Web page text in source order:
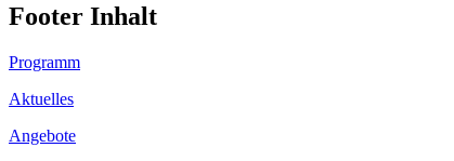
Footer Inhalt
Programm
Aktuelles
Angebote